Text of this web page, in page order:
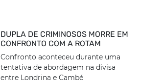
DUPLA DE CRIMINOSOS MORRE EM
CONFRONTO COM A ROTAM
Confronto aconteceu durante uma
tentativa de abordagem na divisa
entre Londrina e Cambé